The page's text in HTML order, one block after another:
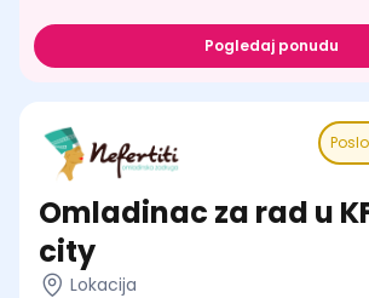
Pogledaj ponudu
Omladinac za rad u
city
Lokacija